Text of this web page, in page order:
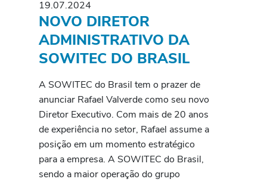
19.07.2024
NOVO DIRETOR
ADMINISTRATIVO DA
SOWITEC DO BRASIL
A SOWITEC do Brasil tem o prazer de
anunciar Rafael Valverde como seu novo
Diretor Executivo. Com mais de 20 anos
de experiência no setor, Rafael assume a
posição em um momento estratégico
para a empresa. A SOWITEC do Brasil,
sendo a maior operação do grupo